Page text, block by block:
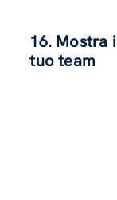
16. Mostra
tuo team